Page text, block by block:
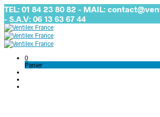
TEL: 01 84 23 80 82 - MAIL:
- S.A.V: 06 13 63 67 44
0
Panier